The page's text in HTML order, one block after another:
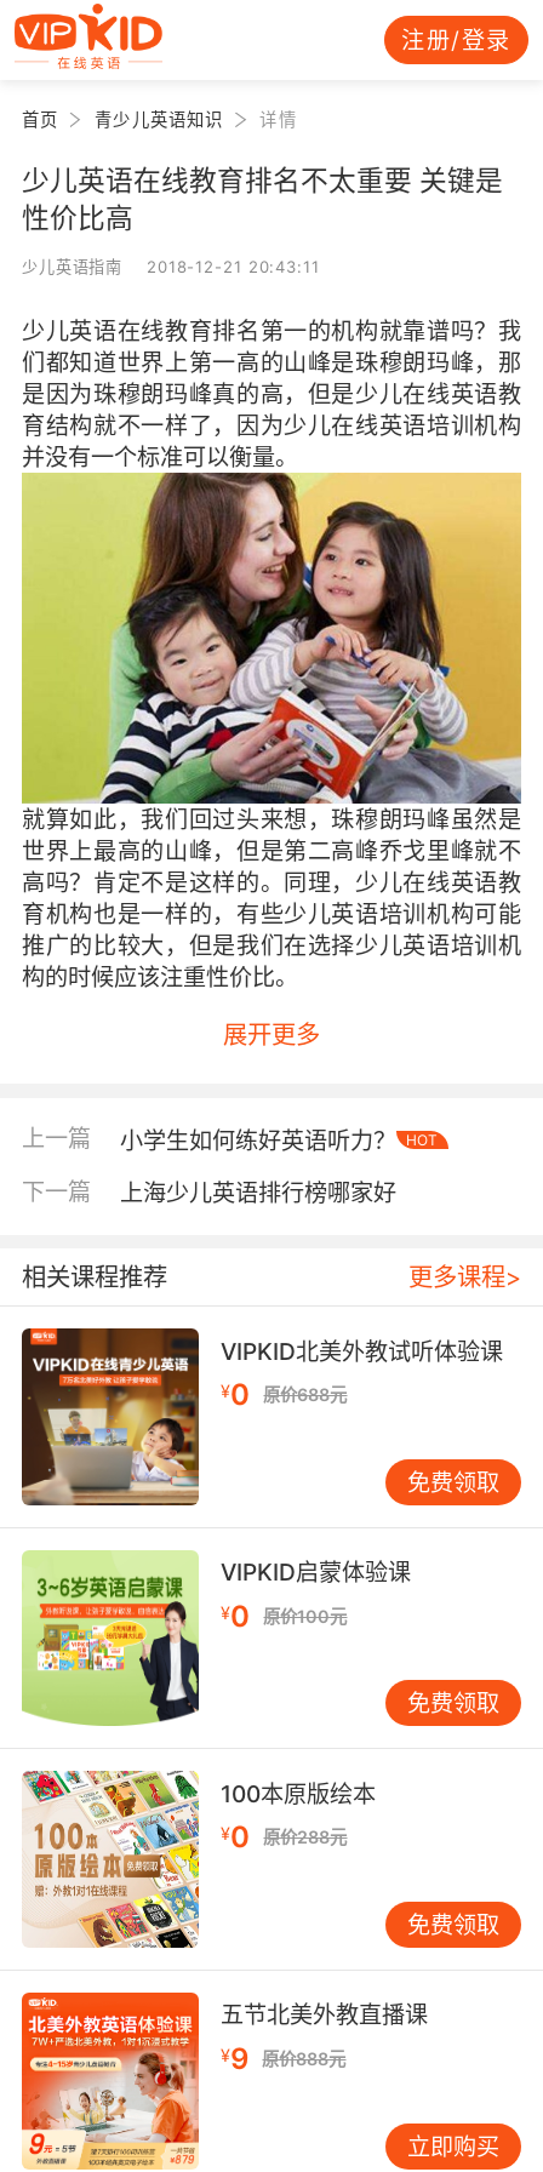
注册/登录
首页 青少儿英语知识 详情
少儿英语在线教育排名不太重要 关键是
性价比高
少儿英语指南 2018-12-21 20:43:11
少儿英语在线教育排名第一的机构就靠谱吗？我
们都知道世界上第一高的山峰是珠穆朗玛峰，那
是因为珠穆朗玛峰真的高，但是少儿在线英语教
育结构就不一样了，因为少儿在线英语培训机构
并没有一个标准可以衡量。
就算如此，我们回过头来想，珠穆朗玛峰虽然是
世界上最高的山峰，但是第二高峰乔戈里峰就不
高吗？肯定不是这样的。同理，少儿在线英语教
育机构也是一样的，有些少儿英语培训机构可能
推广的比较大，但是我们在选择少儿英语培训机
构的时候应该注重性价比。
虽然说现在市面上的一些少儿英语在线培训机构
么意思，就是性能与价值之间的对比值。我们平
常在购物的时候也会看商品的性价比，这其实和
选择少儿英语培训班一个意思，我们需要留意培
质量
质量相信大家都清楚是指什么，它是指授课质
量。授课质量取决于两点因素：教材与教师。教
师将会决定课堂的授课水平，课程内容取决于教
材。那为什么比较有经验的老师更受家长喜欢
呢，因为他们知道如何把控课堂，知道如何做才
能够最好的将知识传授给孩子们。教材也是很重
子。
价格
我们要根据自己的消费水平来合理消费。我们也
要清楚，并不是价格越高就越好，有很多都是品
牌效应，课程被品牌拉高。而其他培训的机构同
样的课程质量要便宜很多。
不知道上文内容大家读完后是否对少儿在线英语
的相关知识有了一些简单的认识，如果您想要为
孩子报名一个好的少儿英语培训机构，那么选择
VIPKID是没有错的。
展开更多
上一篇 小学生如何练好英语听力？ HOT
下一篇 上海少儿英语排行榜哪家好
相关课程推荐 更多课程>
VIPKID北美外教试听体验课
¥0 原价688元
免费领取
VIPKID启蒙体验课
¥0 原价100元
免费领取
100本原版绘本
¥0 原价288元
免费领取
五节北美外教直播课
¥9 原价888元
立即购买